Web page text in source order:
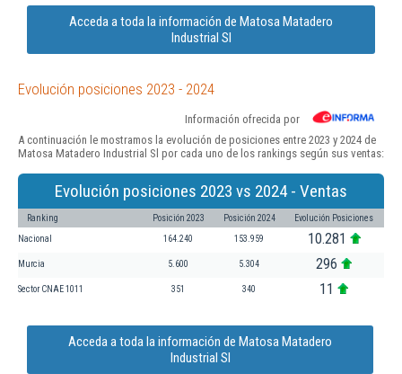
Acceda a toda la información de Matosa Matadero
Industrial Sl
Evolución posiciones 2023 - 2024
Información ofrecida por
A continuación le mostramos la evolución de posiciones entre 2023 y 2024 de
Matosa Matadero Industrial Sl por cada uno de los rankings según sus ventas:
Evolución posiciones 2023 vs 2024 - Ventas
Ranking Posición 2023 Posición 2024 Evolución Posiciones
Nacional 164.240 153.959 10.281
Murcia 5.600 5.304 296
Sector CNAE 1011 351 340 11
Acceda a toda la información de Matosa Matadero
Industrial Sl